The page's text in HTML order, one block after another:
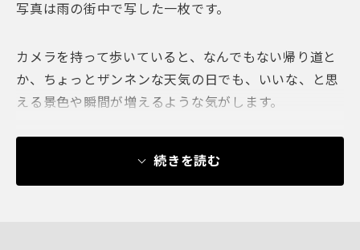
写真は雨の街中で写した一枚です。
カメラを持って歩いていると、なんでもない帰り道と
か、ちょっとザンネンな天気の日でも、いいな、と思
える景色や瞬間が増えるような気がします。
続きを読む